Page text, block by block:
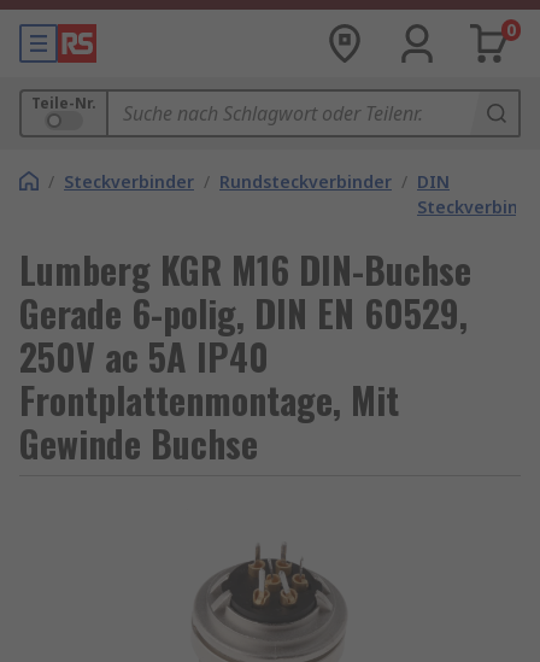
0
Teile-Nr.
/ Steckverbinder / Rundsteckverbinder / DIN
Lumberg KGR M16 DIN-Buchse
Gerade 6-polig, DIN EN 60529,
250V ac 5A IP40
Frontplattenmontage, Mit
Gewinde Buchse